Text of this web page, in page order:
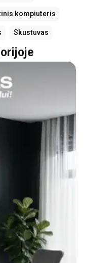
kompiuteris
Skustuvas